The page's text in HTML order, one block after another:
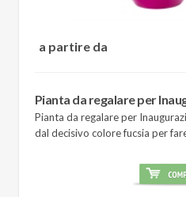
a partire da
Pianta da regalare per
Pianta da regalare per
dal decisivo colore fucsia per